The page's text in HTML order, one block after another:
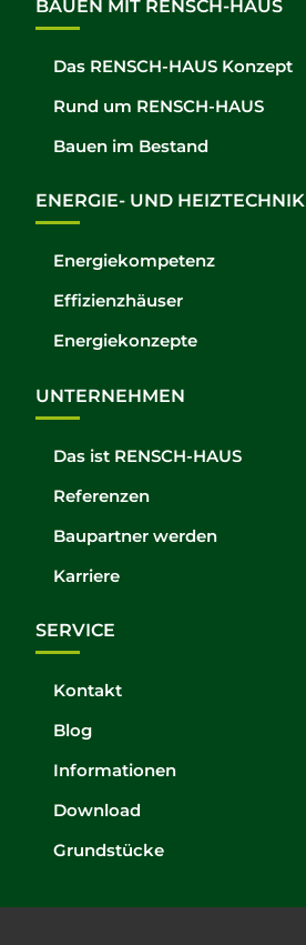
BAUEN MIT RENSCH-HAUS
Das RENSCH-HAUS Konzept
Rund um RENSCH-HAUS
Bauen im Bestand
ENERGIE- UND HEIZTECHNIK
Energiekompetenz
Effizienzhäuser
Energiekonzepte
UNTERNEHMEN
Das ist RENSCH-HAUS
Referenzen
Baupartner werden
Karriere
SERVICE
Kontakt
Blog
Informationen
Download
Grundstücke